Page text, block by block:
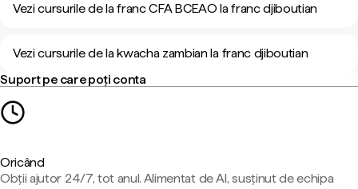
Vezi cursurile de la franc CFA BCEAO la franc djiboutian
Vezi cursurile de la kwacha zambian la franc djiboutian
Suport pe care poți conta
Oricând
Obții ajutor 24/7, tot anul. Alimentat de AI, susținut de echipa